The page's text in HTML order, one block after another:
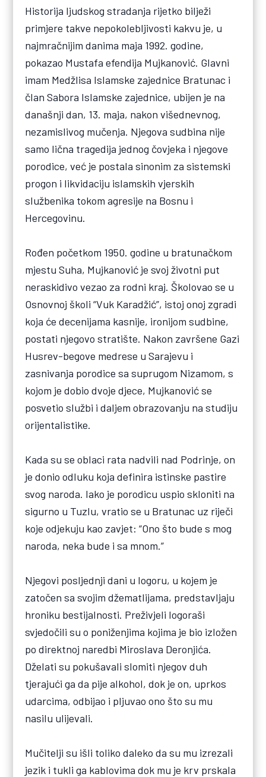
Historija ljudskog stradanja rijetko bilježi
primjere takve nepokolebljivosti kakvu je, u
najmračnijim danima maja 1992. godine,
pokazao Mustafa efendija Mujkanović. Glavni
imam Medžlisa Islamske zajednice Bratunac i
član Sabora Islamske zajednice, ubijen je na
današnji dan, 13. maja, nakon višednevnog,
nezamislivog mučenja. Njegova sudbina nije
samo lična tragedija jednog čovjeka i njegove
porodice, već je postala sinonim za sistemski
progon i likvidaciju islamskih vjerskih
službenika tokom agresije na Bosnu i
Hercegovinu.
Rođen početkom 1950. godine u bratunačkom
mjestu Suha, Mujkanović je svoj životni put
neraskidivo vezao za rodni kraj. Školovao se u
Osnovnoj školi “Vuk Karadžić”, istoj onoj zgradi
koja će decenijama kasnije, ironijom sudbine,
postati njegovo stratište. Nakon završene Gazi
Husrev-begove medrese u Sarajevu i
zasnivanja porodice sa suprugom Nizamom, s
kojom je dobio dvoje djece, Mujkanović se
posvetio službi i daljem obrazovanju na studiju
orijentalistike.
Kada su se oblaci rata nadvili nad Podrinje, on
je donio odluku koja definira istinske pastire
svog naroda. Iako je porodicu uspio skloniti na
sigurno u Tuzlu, vratio se u Bratunac uz riječi
koje odjekuju kao zavjet: “Ono što bude s mog
naroda, neka bude i sa mnom.”
Njegovi posljednji dani u logoru, u kojem je
zatočen sa svojim džematlijama, predstavljaju
hroniku bestijalnosti. Preživjeli logoraši
svjedočili su o poniženjima kojima je bio izložen
po direktnoj naredbi Miroslava Deronjića.
Dželati su pokušavali slomiti njegov duh
tjerajući ga da pije alkohol, dok je on, uprkos
udarcima, odbijao i pljuvao ono što su mu
nasilu ulijevali.
Mučitelji su išli toliko daleko da su mu izrezali
jezik i tukli ga kablovima dok mu je krv prskala